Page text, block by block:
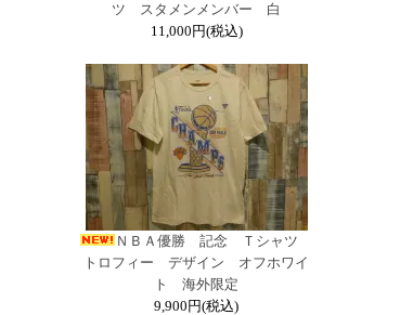
ツ スタメンメンバー 白
11,000円(税込)
ＮＢＡ優勝 記念 Ｔシャツ
トロフィー デザイン オフホワイ
ト 海外限定
9,900円(税込)